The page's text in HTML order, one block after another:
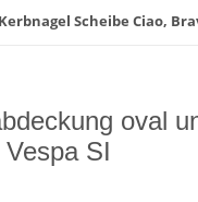
Scheibe Ciao,
oval
SI